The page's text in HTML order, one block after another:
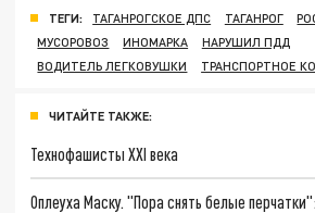
ТЕГИ: ТАГАНРОГСКОЕ ДПС ТАГАНРОГ
МУСОРОВОЗ
ИНОМАРКА
НАРУШИЛ ПДД
ВОДИТЕЛЬ ЛЕГКОВУШКИ
ТРАНСПОРТНОЕ
ЧИТАЙТЕ ТАКЖЕ:
Технофашисты XXI века
Оплеуха Маску. "Пора снять белые